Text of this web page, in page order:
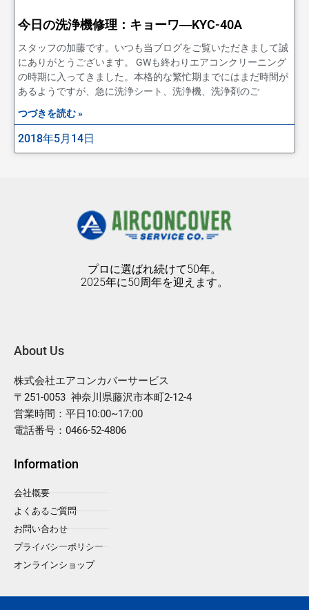
今日の洗浄機修理：キョーワ―KYC-40A
スタッフの加藤です。いつも当ブログをご覧いただきまして誠
にありがとうございます。 GWも終わりエアコンクリーニング
の時期に入ってきました。本格的な繁忙期までにはまだ時間が
あるようですが、急に洗浄シート、洗浄機、洗浄剤のご
つづきを読む »
2018年5月14日
プロに選ばれ続けて50年。
2025年に50周年を迎えます。
About Us
株式会社エアコンカバーサービス
〒251-0053 神奈川県藤沢市本町2-12-4
営業時間：平日10:00~17:00
電話番号：0466-52-4806
Information
会社概要
よくあるご質問
お問い合わせ
プライバシーポリシー
オンラインショップ